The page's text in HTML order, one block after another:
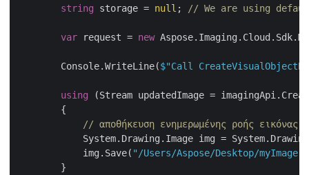
string storage = null ; // We are using
var request = new
        Console.WriteLine(
$"Call
using (Stream updatedImage =
        {
// αποθήκευση ενημερωμένης ροής εικόνας
System.Drawing.Image img =
            img.Save(
"/Users/Aspose/Desktop/
        }